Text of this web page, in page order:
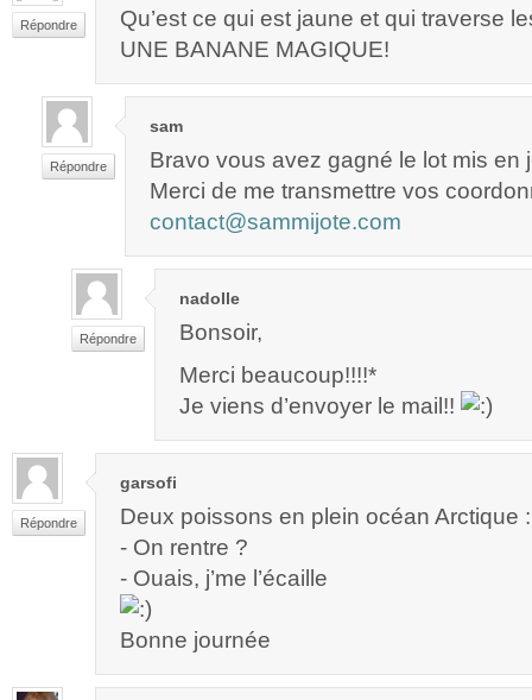
Répondre
Qu’est ce qui est jaune et qui traverse
UNE BANANE MAGIQUE!
Répondre
sam
Bravo vous avez gagné le lot mis en
Merci de me transmettre vos
contact@sammijote.com
Répondre
nadolle
Bonsoir,
Merci beaucoup!!!!*
Je viens d’envoyer le mail!!
Répondre
garsofi
Deux poissons en plein océan Arctique :
- On rentre ?
- Ouais, j’me l’écaille
Bonne journée